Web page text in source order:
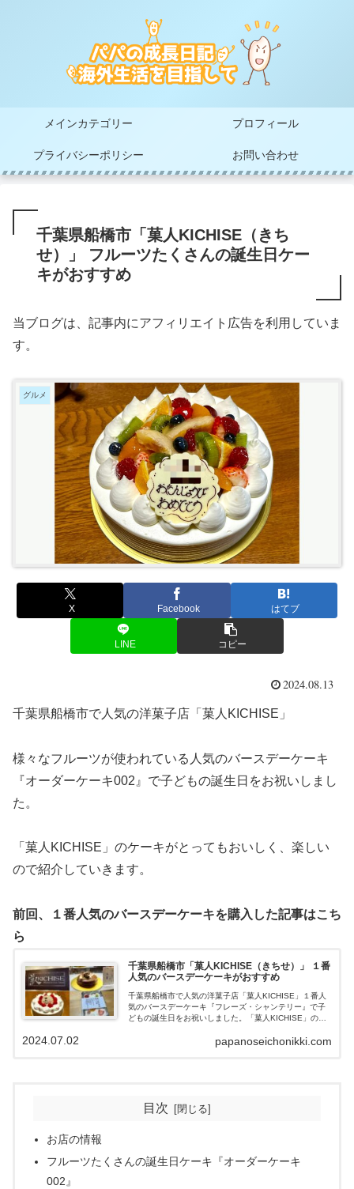
メインカテゴリー プロフィール
プライバシーポリシー お問い合わせ
千葉県船橋市「菓人KICHISE（きち
せ）」 フルーツたくさんの誕生日ケー
キがおすすめ
当ブログは、記事内にアフィリエイト広告を利用していま
す。
グルメ
X Facebook はてブ
LINE コピー
2024.08.13
千葉県船橋市で人気の洋菓子店「菓人KICHISE」
様々なフルーツが使われている人気のバースデーケーキ
『オーダーケーキ002』で子どもの誕生日をお祝いしまし
た。
「菓人KICHISE」のケーキがとってもおいしく、楽しい
ので紹介していきます。
前回、１番人気のバースデーケーキを購入した記事はこち
ら
千葉県船橋市「菓人KICHISE（きちせ）」 １番
人気のバースデーケーキがおすすめ
千葉県船橋市で人気の洋菓子店「菓人KICHISE」１番人
気のバースデーケーキ『フレーズ・シャンテリー』で子
どもの誕生日をお祝いしました。「菓人KICHISE」のケ
papanoseichonikki.com
2024.07.02
目次
お店の情報
フルーツたくさんの誕生日ケーキ『オーダーケーキ
002』